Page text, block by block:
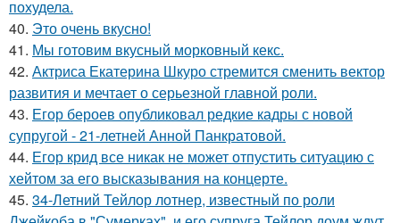
похудела.
40. Это очень вкусно!
41. Мы готовим вкусный морковный кекс.
42. Актриса Екатерина Шкуро стремится сменить вектор
развития и мечтает о серьезной главной роли.
43. Егор бероев опубликовал редкие кадры с новой
супругой - 21-летней Анной Панкратовой.
44. Егор крид все никак не может отпустить ситуацию с
хейтом за его высказывания на концерте.
45. 34-Летний Тейлор лотнер, известный по роли